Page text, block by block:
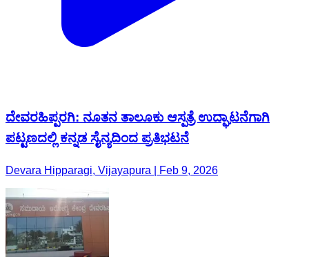
ದೇವರಹಿಪ್ಪರಗಿ: ನೂತನ ತಾಲೂಕು ಆಸ್ಪತ್ರೆ ಉದ್ಘಾಟನೆಗಾಗಿ
ಪಟ್ಟಣದಲ್ಲಿ ಕನ್ನಡ ಸೈನ್ಯದಿಂದ ಪ್ರತಿಭಟನೆ
Devara Hipparagi, Vijayapura | Feb 9, 2026